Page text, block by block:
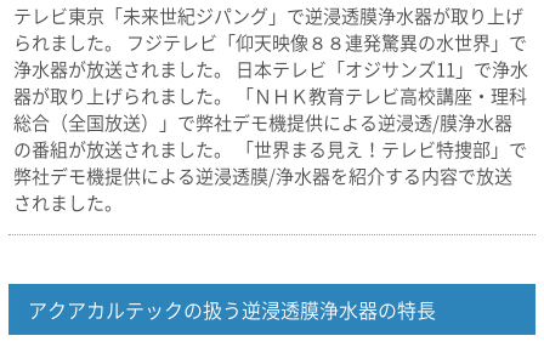
テレビ東京「未来世紀ジパング」で逆浸透膜浄水器が取り上げ
られました。 フジテレビ「仰天映像８８連発驚異の水世界」で
浄水器が放送されました。 日本テレビ「オジサンズ11」で浄水
器が取り上げられました。 「ＮＨＫ教育テレビ高校講座・理科
総合（全国放送）」で弊社デモ機提供による逆浸透/膜浄水器
の番組が放送されました。 「世界まる見え！テレビ特捜部」で
弊社デモ機提供による逆浸透膜/浄水器を紹介する内容で放送
されました。
アクアカルテックの扱う逆浸透膜浄水器の特長